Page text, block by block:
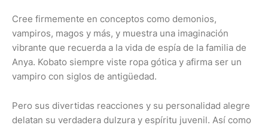
Cree firmemente en conceptos como demonios,
vampiros, magos y más, y muestra una imaginación
vibrante que recuerda a la vida de espía de la familia de
Anya. Kobato siempre viste ropa gótica y afirma ser un
vampiro con siglos de antigüedad.
Pero sus divertidas reacciones y su personalidad alegre
delatan su verdadera dulzura y espíritu juvenil. Así como